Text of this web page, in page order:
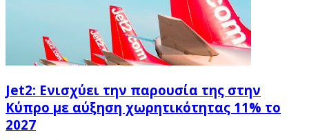
Jet2: Ενισχύει την παρουσία της στην
Κύπρο με αύξηση χωρητικότητας 11% το
2027